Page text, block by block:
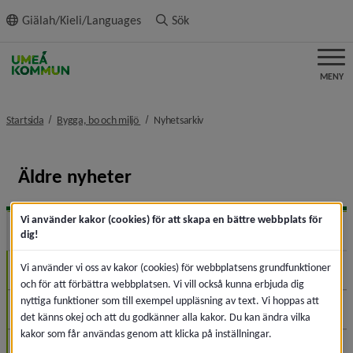
innehållet
Giälah/Kieli/Languages Sök
MENY
Startsida Bygga, bo och miljö nivå i brödsmulenavigeringen
Nyhetsarkivnivå i brödsmulenavigeringen
Äldre nyheter
2026
Augusti (1)
Juli (2)
Vi använder kakor (cookies) för att skapa en bättre webbplats för
dig!
Vi använder vi oss av kakor (cookies) för webbplatsens grundfunktioner
och för att förbättra webbplatsen. Vi vill också kunna erbjuda dig
nyttiga funktioner som till exempel uppläsning av text. Vi hoppas att
det känns okej och att du godkänner alla kakor. Du kan ändra vilka
kakor som får användas genom att klicka på inställningar.